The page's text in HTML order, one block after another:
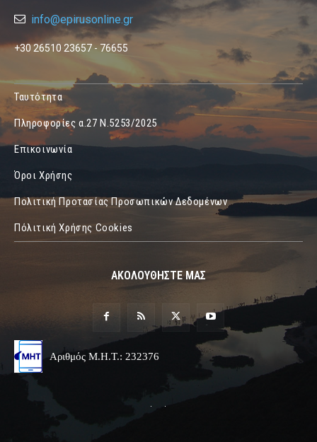
info@epirusonline.gr
+30 26510 23657 - 76655
Ταυτότητα
Πληροφορίες α.27 Ν.5253/2025
Επικοινωνία
Όροι Χρήσης
Πολιτική Προτασίας Προσωπικών Δεδομένων
Πόλιτική Χρήσης Cookies
ΑΚΟΛΟΥΘΗΣΤΕ ΜΑΣ
Αριθμός Μ.Η.Τ.: 232376